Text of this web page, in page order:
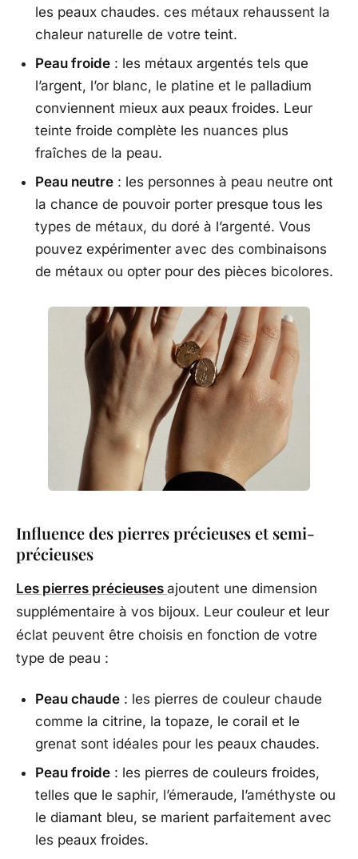
les peaux chaudes. ces métaux rehaussent la
chaleur naturelle de votre teint.
Peau froide : les métaux argentés tels que
l’argent, l’or blanc, le platine et le palladium
conviennent mieux aux peaux froides. Leur
teinte froide complète les nuances plus
fraîches de la peau.
Peau neutre : les personnes à peau neutre ont
la chance de pouvoir porter presque tous les
types de métaux, du doré à l’argenté. Vous
pouvez expérimenter avec des combinaisons
de métaux ou opter pour des pièces bicolores.
Influence des pierres précieuses et semi-
précieuses
Les pierres précieuses ajoutent une dimension
supplémentaire à vos bijoux. Leur couleur et leur
éclat peuvent être choisis en fonction de votre
type de peau :
Peau chaude : les pierres de couleur chaude
comme la citrine, la topaze, le corail et le
grenat sont idéales pour les peaux chaudes.
Peau froide : les pierres de couleurs froides,
telles que le saphir, l’émeraude, l’améthyste ou
le diamant bleu, se marient parfaitement avec
les peaux froides.